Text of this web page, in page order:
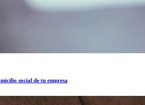
social de tu empresa